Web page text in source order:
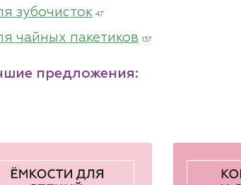
зубочисток 47
чайных пакетиков 137
предложения: